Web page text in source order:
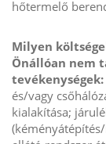
hőtermelő
Milyen
Önállóan nem
tevékenységek:
és/vagy
kialakítása;